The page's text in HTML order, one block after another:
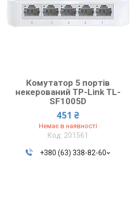
Комутатор 5 портів
некерований TP-Link TL-
SF1005D
451 ₴
Немає в наявності
201561
+380 (63) 338-82-60